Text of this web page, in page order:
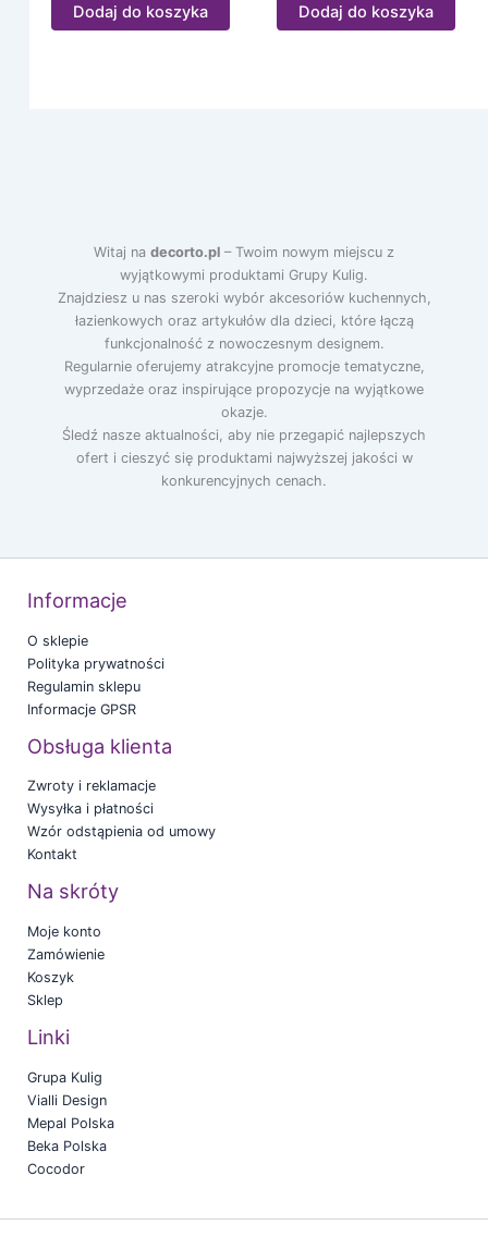
Dodaj do koszyka Dodaj do koszyka
Witaj na decorto.pl – Twoim nowym miejscu z
wyjątkowymi produktami Grupy Kulig.
Znajdziesz u nas szeroki wybór akcesoriów kuchennych,
łazienkowych oraz artykułów dla dzieci, które łączą
funkcjonalność z nowoczesnym designem.
Regularnie oferujemy atrakcyjne promocje tematyczne,
wyprzedaże oraz inspirujące propozycje na wyjątkowe
okazje.
Śledź nasze aktualności, aby nie przegapić najlepszych
ofert i cieszyć się produktami najwyższej jakości w
konkurencyjnych cenach.
Informacje
O sklepie
Polityka prywatności
Regulamin sklepu
Informacje GPSR
Obsługa klienta
Zwroty i reklamacje
Wysyłka i płatności
Wzór odstąpienia od umowy
Kontakt
Na skróty
Moje konto
Zamówienie
Koszyk
Sklep
Linki
Grupa Kulig
Vialli Design
Mepal Polska
Beka Polska
Cocodor